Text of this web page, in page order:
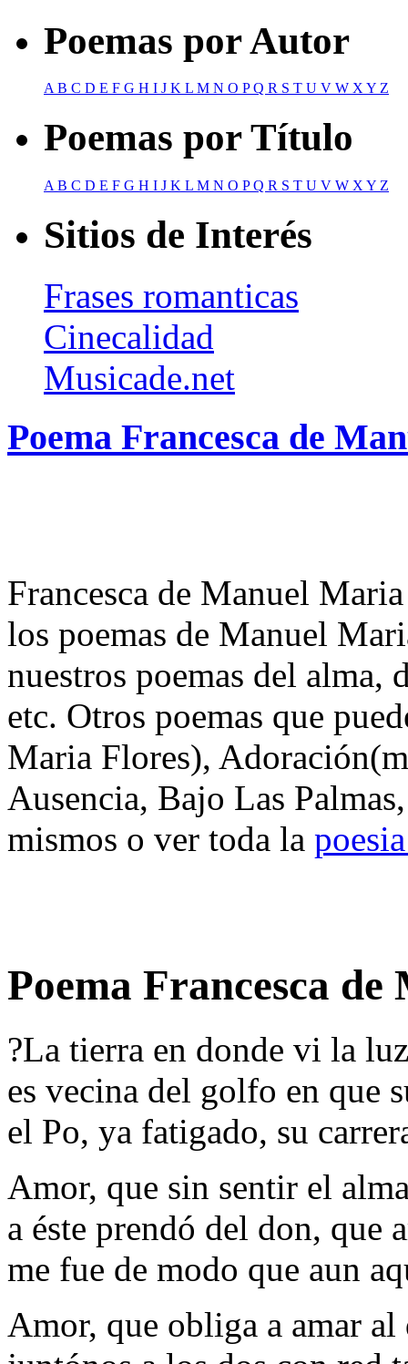
Poemas por Autor
AB C D E F G H I J K L M N O PQ R S T U V W XY Z
Poemas por Título
A B C D E F G H I J K L M N O PQ R S T U V W X Y Z
Sitios de Interés
Frases romanticas
Cinecalidad
Musicade.net
Poema Francesca de
Francesca de Manuel
los poemas de Manuel
nuestros poemas del alma,
etc. Otros poemas que
Maria Flores),
Ausencia, Bajo Las
mismos o ver toda la
Poema Francesca
?La tierra en donde vi la
es vecina del golfo en que
el Po, ya fatigado, su
Amor, que sin sentir el
a éste prendó del don, que
me fue de modo que aun
Amor, que obliga a amar al